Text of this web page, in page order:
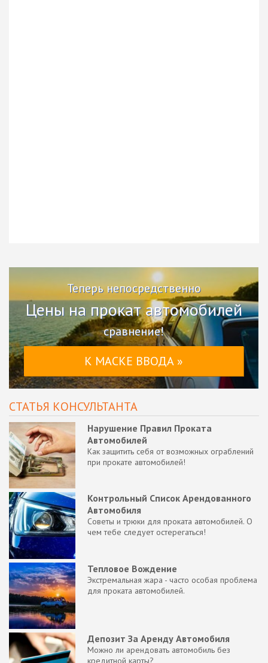
Теперь непосредственно
Цены на прокат автомобилей
сравнение!
К МАСКЕ ВВОДА »
СТАТЬЯ КОНСУЛЬТАНТА
Нарушение Правил Проката
Автомобилей
Как защитить себя от возможных ограблений
при прокате автомобилей!
Контрольный Список Арендованного
Автомобиля
Советы и трюки для проката автомобилей. О
чем тебе следует остерегаться!
Тепловое Вождение
Экстремальная жара - часто особая проблема
для проката автомобилей.
Депозит За Аренду Автомобиля
Можно ли арендовать автомобиль без
кредитной карты?